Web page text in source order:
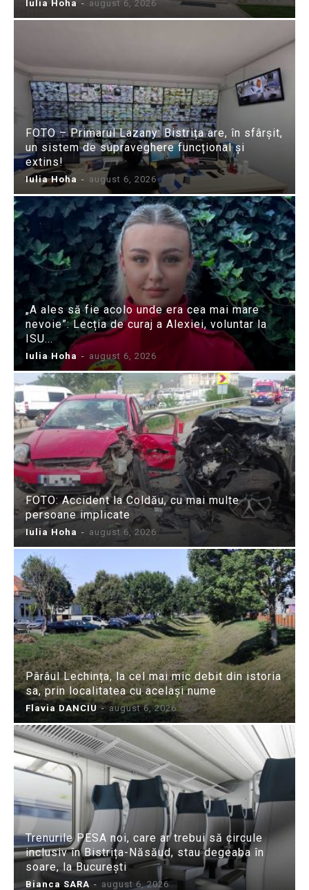
Iulia Hoha - august 6, 2026
FOTO – Primarul Lazany: Bistrița are, în sfârșit,
un sistem de supraveghere funcțional și
extins!
Iulia Hoha - august 6, 2026
„A ales să fie acolo unde era cea mai mare
nevoie”: Lecția de curaj a Alexiei, voluntar la
ISU...
Iulia Hoha - august 6, 2026
FOTO: Accident la Coldău, cu mai multe
persoane implicate
Iulia Hoha - august 6, 2026
Pârâul Lechința, la cel mai mic debit din istoria
sa, prin localitatea cu același nume
Flavia DANCIU - august 6, 2026
Trenurile PESA noi, care ar trebui să circule
inclusiv în Bistrița-Năsăud, stau degeaba în
soare, la București
Bianca SARA - august 6, 2026